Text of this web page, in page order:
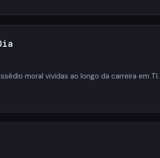
moral vividas ao longo da carreira em TI.